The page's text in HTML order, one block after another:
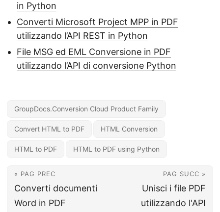
in Python
Converti Microsoft Project MPP in PDF
utilizzando l’API REST in Python
File MSG ed EML Conversione in PDF
utilizzando l’API di conversione Python
GroupDocs.Conversion Cloud Product Family
Convert HTML to PDF HTML Conversion
HTML to PDF HTML to PDF using Python
« PAG PREC
Converti documenti
Word in PDF
PAG SUCC »
Unisci i file PDF
utilizzando l'API